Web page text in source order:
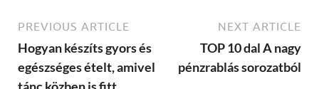
PREVIOUS ARTICLE
Hogyan készíts gyors és
egészséges ételt, amivel
NEXT ARTICLE
TOP 10 dal A nagy
pénzrablás sorozatból